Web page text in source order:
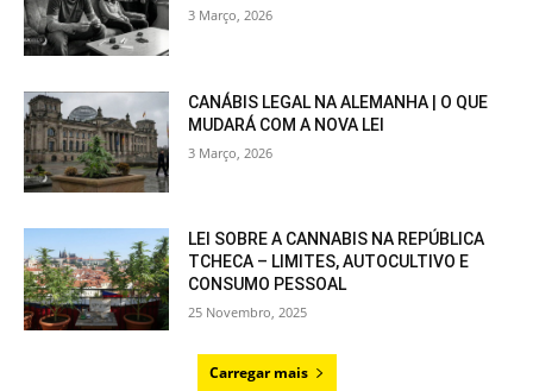
3 Março, 2026
CANÁBIS LEGAL NA ALEMANHA | O QUE
MUDARÁ COM A NOVA LEI
3 Março, 2026
LEI SOBRE A CANNABIS NA REPÚBLICA
TCHECA – LIMITES, AUTOCULTIVO E
CONSUMO PESSOAL
25 Novembro, 2025
Carregar mais